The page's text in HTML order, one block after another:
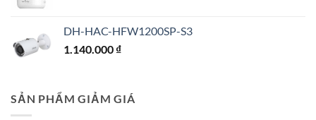
DH-HAC-HFW1200SP-S3
1.140.000 ₫
SẢN PHẨM GIẢM GIÁ